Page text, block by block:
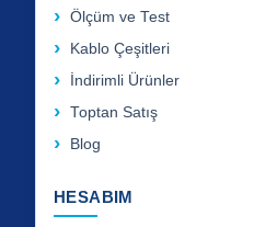
Ölçüm ve Test
Kablo Çeşitleri
İndirimli Ürünler
Toptan Satış
Blog
HESABIM